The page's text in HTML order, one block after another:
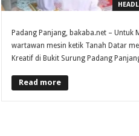
Padang Panjang, bakaba.net – Untuk
wartawan mesin ketik Tanah Datar
Kreatif di Bukit Surung Padang
Read more